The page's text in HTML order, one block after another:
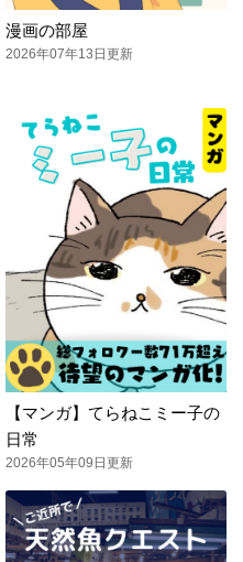
漫画の部屋
2026年07年13日更新
【マンガ】てらねこミー子の
日常
2026年05年09日更新